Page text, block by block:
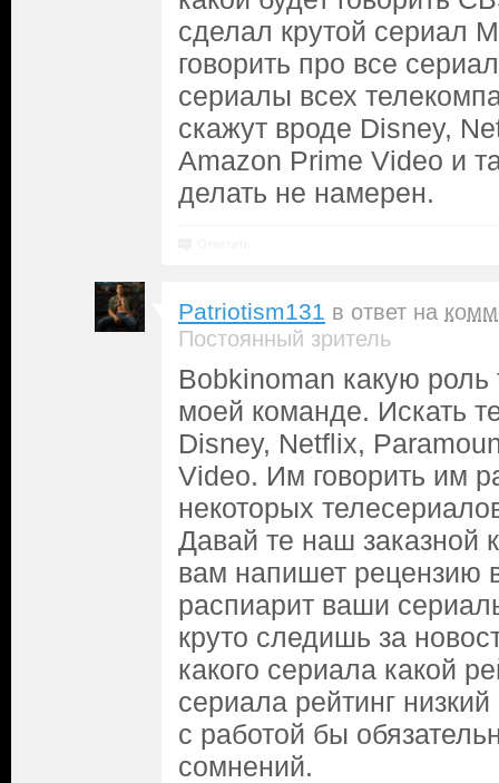
сделал крутой сериал
говорить про все
сериалы всех
скажут вроде Disney,
Amazon Prime Video и
делать не намерен.
Patriotism131 в ответ на
Постоянный зритель
Bobkinoman какую
моей команде. Искать
Disney, Netflix,
Video. Им говорить им
некоторых
Давай те наш заказной
вам напишет рецензию
распиарит ваши
круто следишь за
какого сериала какой
сериала рейтинг
с работой бы
сомнений.